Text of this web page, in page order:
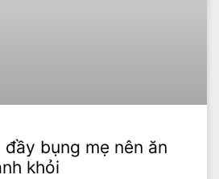
đầy bụng mẹ nên ăn
khỏi